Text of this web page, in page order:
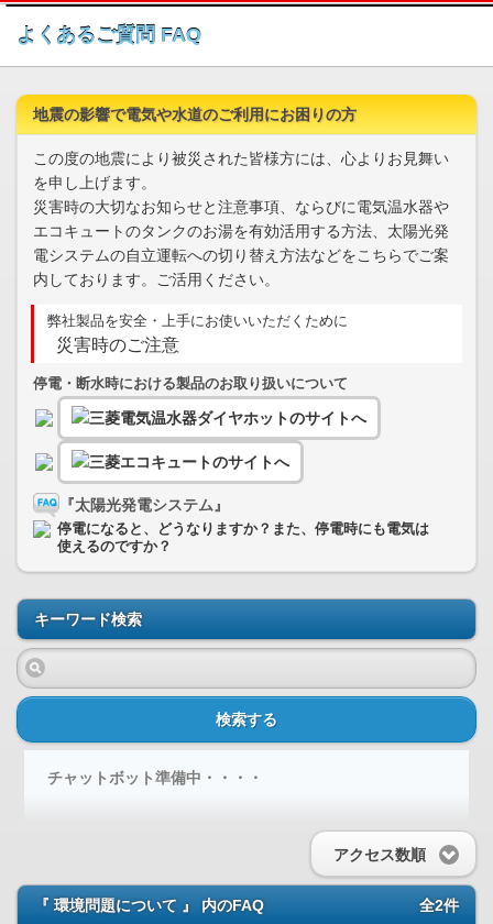
このページの本文へ
よくあるご質問 FAQ
地震の影響で電気や水道のご利用にお困りの方
この度の地震により被災された皆様方には、心よりお見舞い
を申し上げます。
災害時の大切なお知らせと注意事項、ならびに電気温水器や
エコキュートのタンクのお湯を有効活用する方法、太陽光発
電システムの自立運転への切り替え方法などをこちらでご案
内しております。ご活用ください。
弊社製品を安全・上手にお使いいただくために
災害時のご注意
停電・断水時における製品のお取り扱いについて
『太陽光発電システム』
停電になると、どうなりますか？また、停電時にも電気は
使えるのですか？
キーワード検索
検索する
チャットボット準備中・・・・
アクセス数順
『 環境問題について 』 内のFAQ 全2件